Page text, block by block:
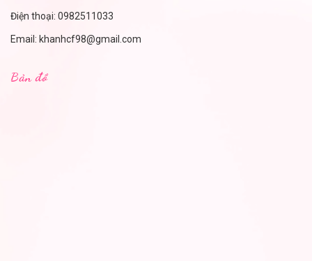
Điện thoại: 0982511033
Email: khanhcf98@gmail.com
Bản đồ